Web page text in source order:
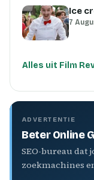
Ice
7
Alles uit Film
ADVERTENTIE
Beter Online
SEO-bureau dat
zoekmachines